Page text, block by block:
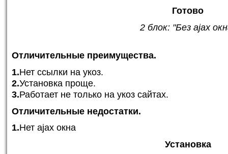
Готово
2 блок: "Без ajax
Отличительные преимущества.
1.Нет ссылки на укоз.
2.Установка проще.
3.Работает не только на укоз сайтах.
Отличительные недостатки.
1.Нет ajax окна
Установка